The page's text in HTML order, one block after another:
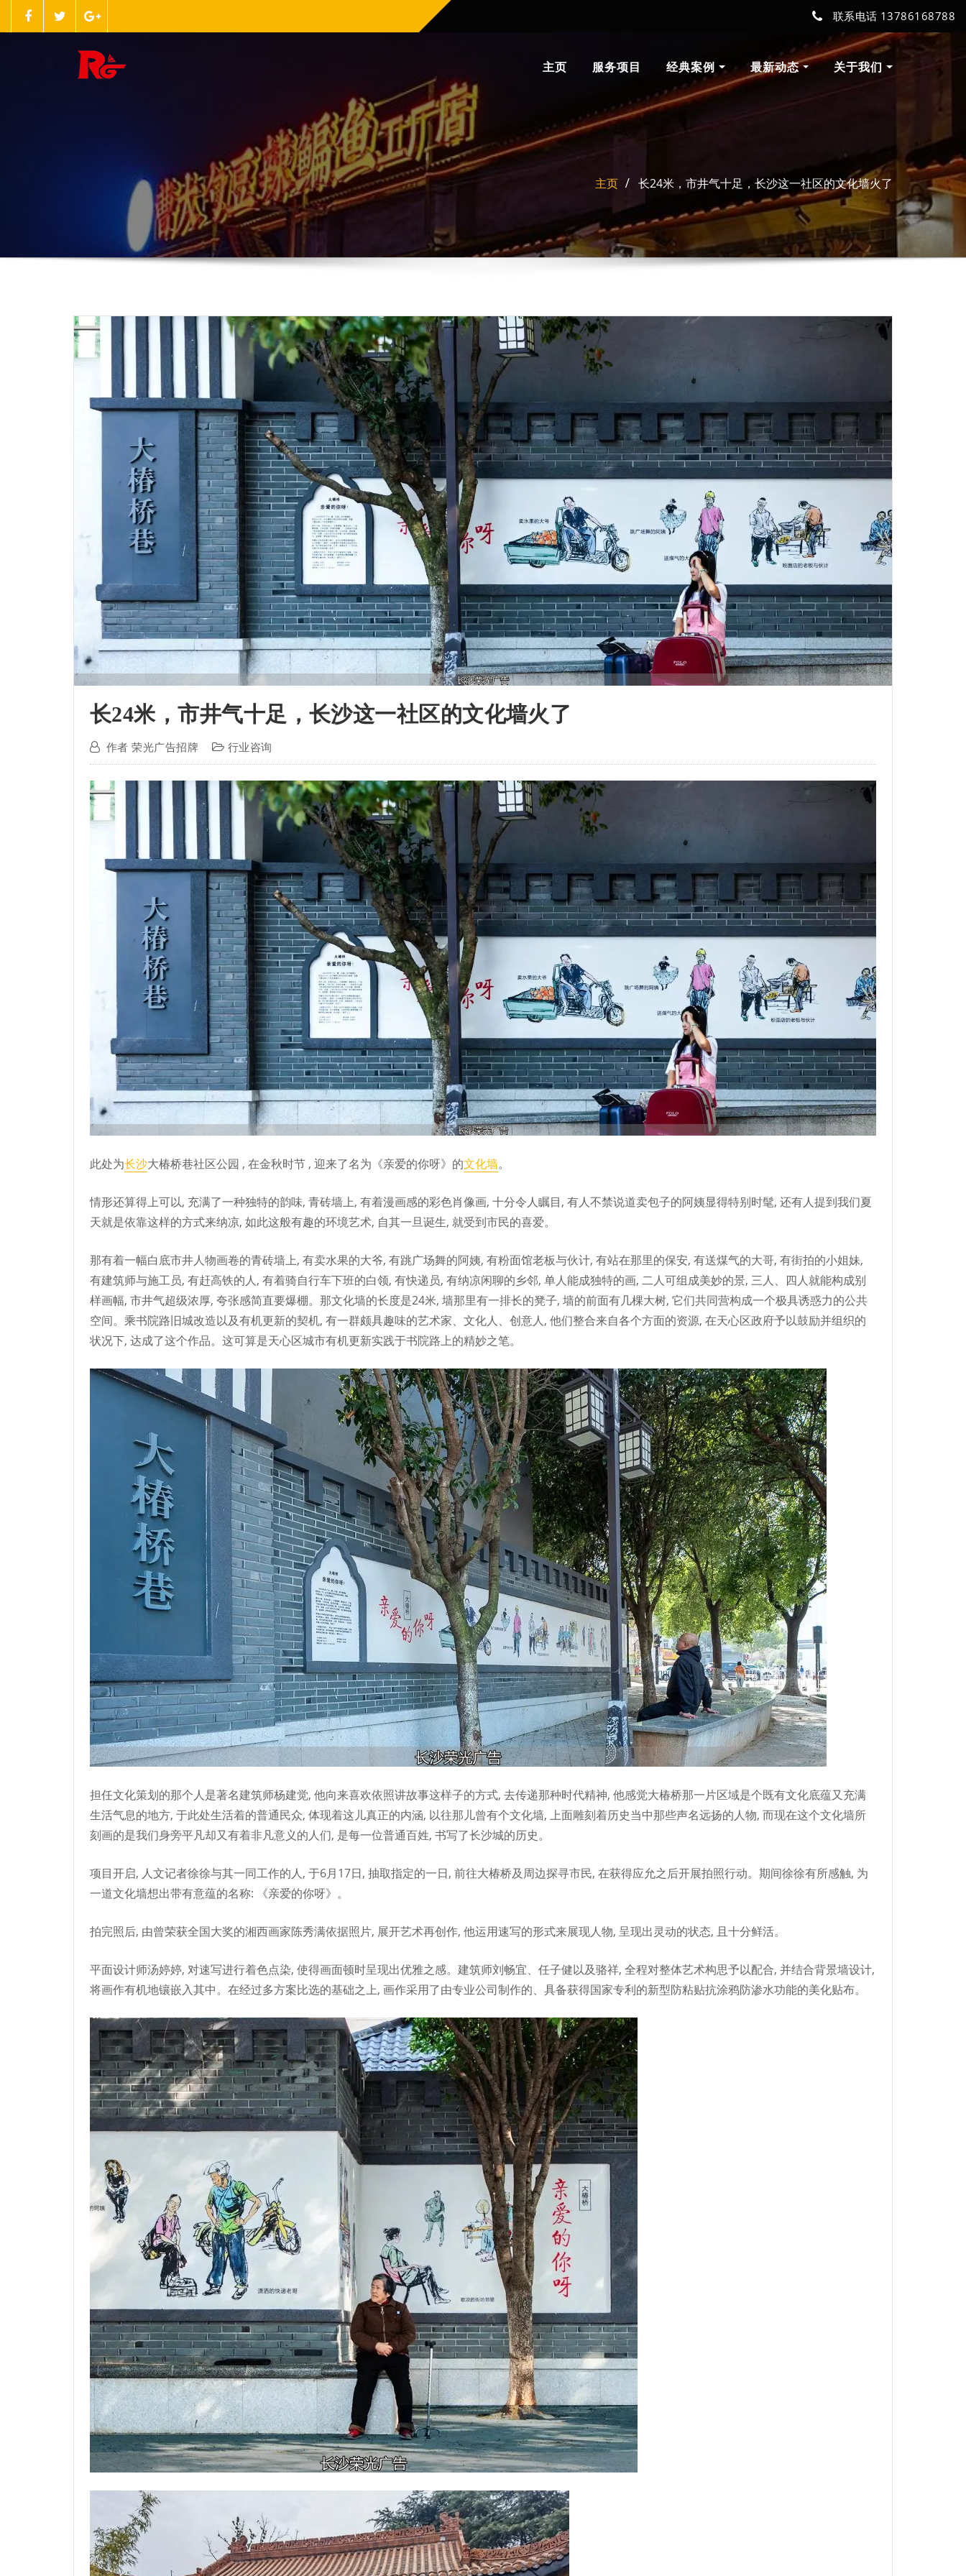
至
联系电话 13786168788
主页 服务项目 经典案例 最新动态 关于我们
主页 长24米，市井气十足，长沙这一社区的文化墙火了
长24米，市井气十足，长沙这一社区的文化墙火了
作者荣光广告招牌 行业咨询
此处为长沙大椿桥巷社区公园 , 在金秋时节 , 迎来了名为《亲爱的你呀》的文化墙。
情形还算得上可以, 充满了一种独特的韵味, 青砖墙上, 有着漫画感的彩色肖像画, 十分令人瞩目, 有人不禁说道卖包子的阿姨显得特别时髦, 还有人提到我们夏
天就是依靠这样的方式来纳凉, 如此这般有趣的环境艺术, 自其一旦诞生, 就受到市民的喜爱。
那有着一幅白底市井人物画卷的青砖墙上, 有卖水果的大爷, 有跳广场舞的阿姨, 有粉面馆老板与伙计, 有站在那里的保安, 有送煤气的大哥, 有街拍的小姐妹,
有建筑师与施工员, 有赶高铁的人, 有着骑自行车下班的白领, 有快递员, 有纳凉闲聊的乡邻, 单人能成独特的画, 二人可组成美妙的景, 三人、四人就能构成别
样画幅, 市井气超级浓厚, 夸张感简直要爆棚。那文化墙的长度是24米, 墙那里有一排长的凳子, 墙的前面有几棵大树, 它们共同营构成一个极具诱惑力的公共
空间。乘书院路旧城改造以及有机更新的契机, 有一群颇具趣味的艺术家、文化人、创意人, 他们整合来自各个方面的资源, 在天心区政府予以鼓励并组织的
状况下, 达成了这个作品。这可算是天心区城市有机更新实践于书院路上的精妙之笔。
担任文化策划的那个人是著名建筑师杨建觉, 他向来喜欢依照讲故事这样子的方式, 去传递那种时代精神, 他感觉大椿桥那一片区域是个既有文化底蕴又充满
生活气息的地方, 于此处生活着的普通民众, 体现着这儿真正的内涵, 以往那儿曾有个文化墙, 上面雕刻着历史当中那些声名远扬的人物, 而现在这个文化墙所
刻画的是我们身旁平凡却又有着非凡意义的人们, 是每一位普通百姓, 书写了长沙城的历史。
项目开启, 人文记者徐徐与其一同工作的人, 于6月17日, 抽取指定的一日, 前往大椿桥及周边探寻市民, 在获得应允之后开展拍照行动。期间徐徐有所感触, 为
一道文化墙想出带有意蕴的名称: 《亲爱的你呀》。
拍完照后, 由曾荣获全国大奖的湘西画家陈秀满依据照片, 展开艺术再创作, 他运用速写的形式来展现人物, 呈现出灵动的状态, 且十分鲜活。
平面设计师汤婷婷, 对速写进行着色点染, 使得画面顿时呈现出优雅之感。建筑师刘畅宜、任子健以及骆祥, 全程对整体艺术构思予以配合, 并结合背景墙设计,
将画作有机地镶嵌入其中。在经过多方案比选的基础之上, 画作采用了由专业公司制作的、具备获得国家专利的新型防粘贴抗涂鸦防渗水功能的美化贴布。